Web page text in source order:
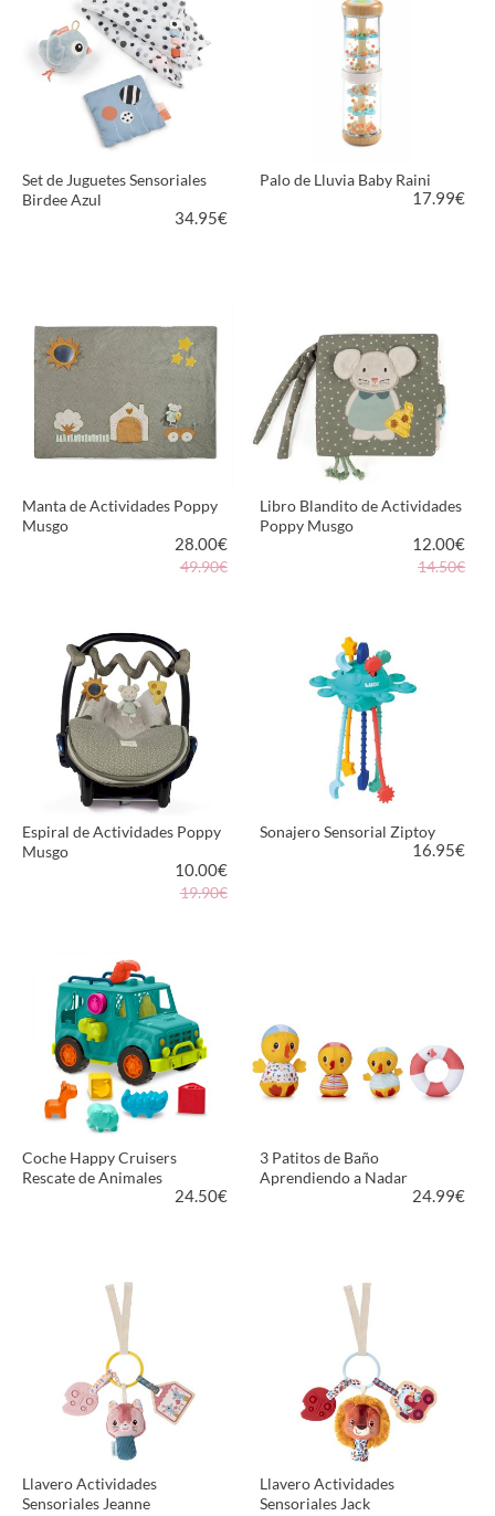
Set de Juguetes Sensoriales
Birdee Azul
34.95€
Palo de Lluvia Baby Raini
17.99€
Manta de Actividades Poppy
Musgo
28.00€
49.90€
VER PRODUCTO
Libro Blandito de Actividades
Poppy Musgo
12.00€
14.50€
VER PRODUCTO
Espiral de Actividades Poppy
Musgo
10.00€
19.90€
VER PRODUCTO
Sonajero Sensorial Ziptoy
16.95€
Coche Happy Cruisers
Rescate de Animales
24.50€
VER PRODUCTO
3 Patitos de Baño
Aprendiendo a Nadar
24.99€
VER PRODUCTO
Llavero Actividades
Sensoriales Jeanne
Llavero Actividades
Sensoriales Jack